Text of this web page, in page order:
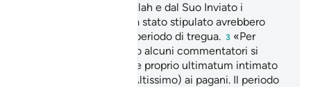
fosse denunciato da Allah e dal Suo Inviato i
politeisti con i quali era stato stipulato avrebbero
goduto di un ulteriore periodo di tregua. 3 «Per
quattro mesi»: secondo alcuni commentatori si
tratterebbe di un vero e proprio ultimatum intimato
da Allah (gloria a Lui l’Altissimo) ai pagani. Il periodo